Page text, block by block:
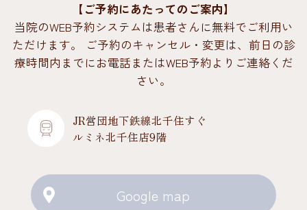
【ご予約にあたってのご案内】
当院のWEB予約システムは患者さんに無料でご利用い
ただけます。 ご予約のキャンセル・変更は、前日の診
療時間内までにお電話またはWEB予約よりご連絡くだ
さい。
JR営団地下鉄線北千住すぐ
ルミネ北千住店9階
Google map